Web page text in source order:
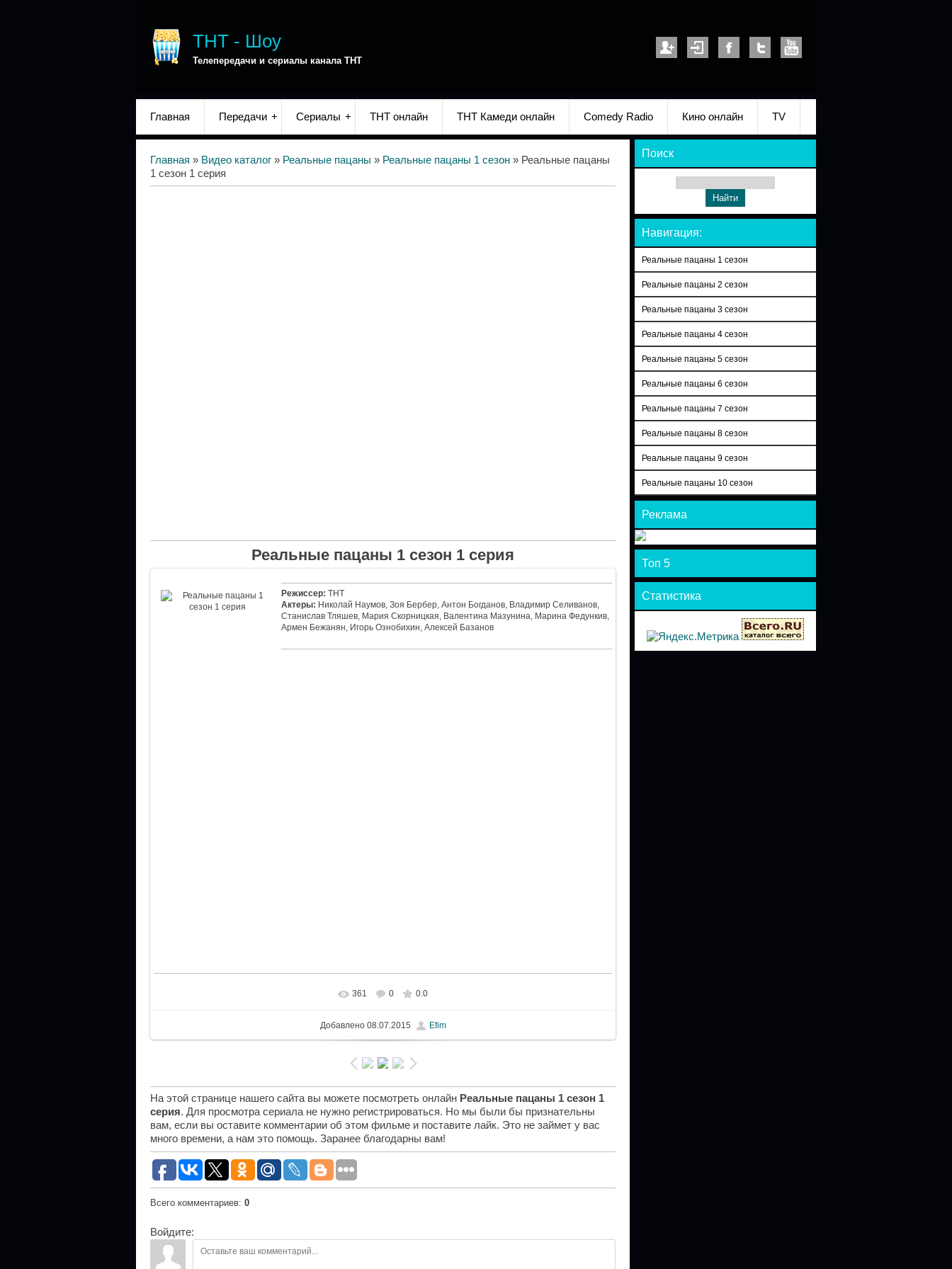
ТНТ - Шоу
Телепередачи и сериалы канала ТНТ
Главная Передачи Сериалы ТНТ онлайн ТНТ Камеди онлайн Comedy Radio Кино онлайн TV
Главная » Видео каталог » Реальные пацаны » Реальные пацаны 1 сезон » Реальные пацаны
1 сезон 1 серия
Реальные пацаны 1 сезон 1 серия
Режиссер: ТНТ
Актеры: Николай Наумов, Зоя Бербер, Антон Богданов, Владимир Селиванов,
Станислав Тляшев, Мария Скорницкая, Валентина Мазунина, Марина Федункив,
Армен Бежанян, Игорь Ознобихин, Алексей Базанов
361 0 0.0
Добавлено08.07.2015 Efim
На этой странице нашего сайта вы можете посмотреть онлайн Реальные пацаны 1 сезон 1
серия. Для просмотра сериала не нужно регистрироваться. Но мы были бы признательны
вам, если вы оставите комментарии об этом фильме и поставите лайк. Это не займет у вас
много времени, а нам это помощь. Заранее благодарны вам!
Всего комментариев: 0
Войдите:
Поиск
Навигация:
Реальные пацаны 1 сезон
Реальные пацаны 2 сезон
Реальные пацаны 3 сезон
Реальные пацаны 4 сезон
Реальные пацаны 5 сезон
Реальные пацаны 6 сезон
Реальные пацаны 7 сезон
Реальные пацаны 8 сезон
Реальные пацаны 9 сезон
Реальные пацаны 10 сезон
Реклама
Топ 5
Статистика